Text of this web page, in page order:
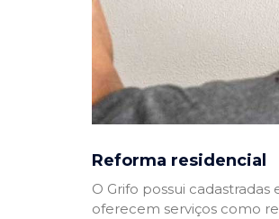
Reforma residencial
O Grifo possui
oferecem serviços como